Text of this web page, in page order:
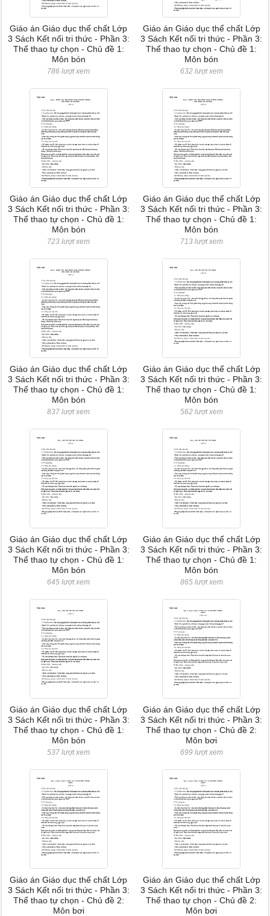
Giáo án Giáo dục thể chất Lớp
3 Sách Kết nối tri thức - Phần 3:
Thể thao tự chọn - Chủ đề 1:
Môn bón
786 lượt xem
Giáo án Giáo dục thể chất Lớp
3 Sách Kết nối tri thức - Phần 3:
Thể thao tự chọn - Chủ đề 1:
Môn bón
632 lượt xem
Giáo án Giáo dục thể chất Lớp
3 Sách Kết nối tri thức - Phần 3:
Thể thao tự chọn - Chủ đề 1:
Môn bón
723 lượt xem
Giáo án Giáo dục thể chất Lớp
3 Sách Kết nối tri thức - Phần 3:
Thể thao tự chọn - Chủ đề 1:
Môn bón
713 lượt xem
Giáo án Giáo dục thể chất Lớp
3 Sách Kết nối tri thức - Phần 3:
Thể thao tự chọn - Chủ đề 1:
Môn bón
837 lượt xem
Giáo án Giáo dục thể chất Lớp
3 Sách Kết nối tri thức - Phần 3:
Thể thao tự chọn - Chủ đề 1:
Môn bón
562 lượt xem
Giáo án Giáo dục thể chất Lớp
3 Sách Kết nối tri thức - Phần 3:
Thể thao tự chọn - Chủ đề 1:
Môn bón
645 lượt xem
Giáo án Giáo dục thể chất Lớp
3 Sách Kết nối tri thức - Phần 3:
Thể thao tự chọn - Chủ đề 1:
Môn bón
865 lượt xem
Giáo án Giáo dục thể chất Lớp
3 Sách Kết nối tri thức - Phần 3:
Thể thao tự chọn - Chủ đề 1:
Môn bón
537 lượt xem
Giáo án Giáo dục thể chất Lớp
3 Sách Kết nối tri thức - Phần 3:
Thể thao tự chọn - Chủ đề 2:
Môn bơi
699 lượt xem
Giáo án Giáo dục thể chất Lớp
3 Sách Kết nối tri thức - Phần 3:
Thể thao tự chọn - Chủ đề 2:
Môn bơi
Giáo án Giáo dục thể chất Lớp
3 Sách Kết nối tri thức - Phần 3:
Thể thao tự chọn - Chủ đề 2:
Môn bơi